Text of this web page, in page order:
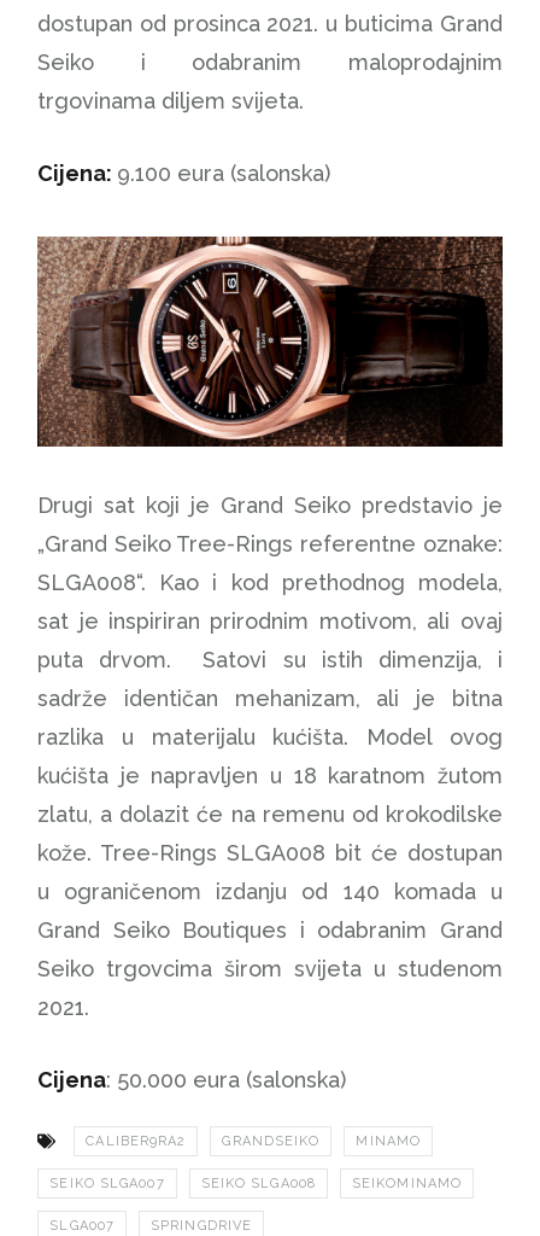
dostupan od prosinca 2021. u buticima Grand
Seiko i odabranim maloprodajnim
trgovinama diljem svijeta.
Cijena: 9.100 eura (salonska)
Drugi sat koji je Grand Seiko predstavio je
„Grand Seiko Tree-Rings referentne oznake:
SLGA008“. Kao i kod prethodnog modela,
sat je inspiriran prirodnim motivom, ali ovaj
puta drvom. Satovi su istih dimenzija, i
sadrže identičan mehanizam, ali je bitna
razlika u materijalu kućišta. Model ovog
kućišta je napravljen u 18 karatnom žutom
zlatu, a dolazit će na remenu od krokodilske
kože. Tree-Rings SLGA008 bit će dostupan
u ograničenom izdanju od 140 komada u
Grand Seiko Boutiques i odabranim Grand
Seiko trgovcima širom svijeta u studenom
2021.
Cijena: 50.000 eura (salonska)
CALIBER9RA2 GRANDSEIKO MINAMO
SEIKO SLGA007 SEIKO SLGA008 SEIKOMINAMO
SLGA007 SPRINGDRIVE